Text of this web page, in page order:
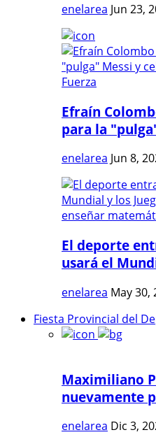
enelarea Jun 23,
Efraín
para la
enelarea Jun 8,
El deporte
usará el
enelarea May 30,
Fiesta Provincial del
Maximiliano
nuevamente
enelarea Dic 3,